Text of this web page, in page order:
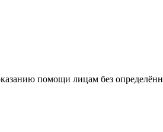
помощи лицам без